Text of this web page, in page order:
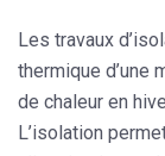
Les travaux
thermique d’une
de chaleur en
L’isolation